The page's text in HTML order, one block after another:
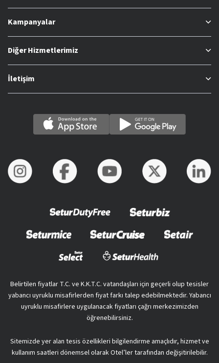
Kampanyalar
Diğer Hizmetlerimiz
İletişim
Belirtilen fiyatlar T.C. ve K.K.T.C. vatandaşları için geçerli olup tesisler
yabancı uyruklu misafirlerden fiyat farkı talep edebilmektedir. Yabancı
uyruklu misafirlere uygulanacak fiyatları çağrı merkezimizden
öğrenebilirsiniz.
Sitemizde yer alan tesis özellikleri bilgilendirme amaçlıdır, hizmet ve
kullanım saatleri dönemsel olarak Otel’ler tarafından değişitirilebilir.